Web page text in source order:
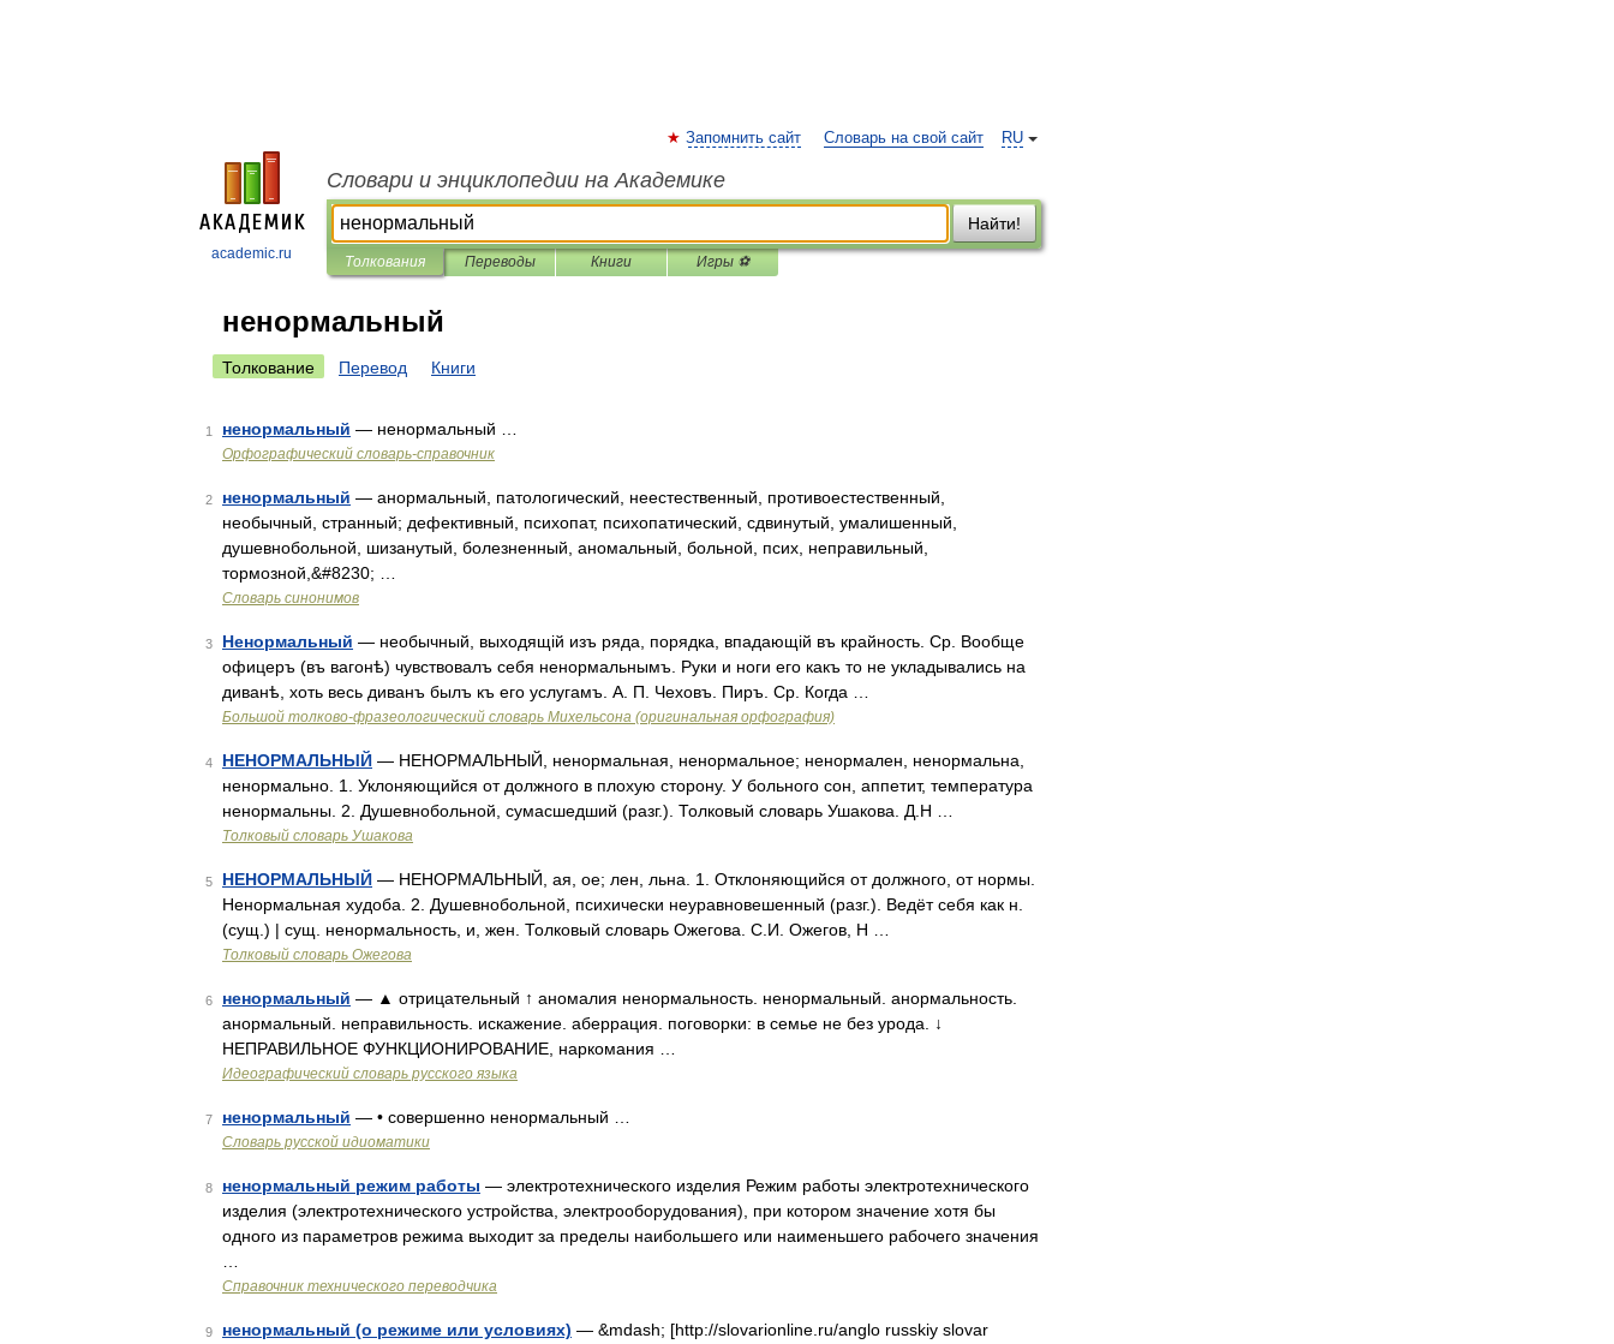
academic.ru
RU
Запомнить сайт Словарь на свой сайт
Словари и энциклопедии на Академике
Найти!
Толкования Переводы Книги Игры ⚽
ненормальный
Толкование Перевод Книги
1 ненормальный — ненормальный …
Орфографический словарь-справочник
2 ненормальный — анормальный, патологический, неестественный, противоестественный,
необычный, странный; дефективный, психопат, психопатический, сдвинутый, умалишенный,
душевнобольной, шизанутый, болезненный, аномальный, больной, псих, неправильный,
тормозной,&#8230; …
Словарь синонимов
3 Ненормальный — необычный, выходящій изъ ряда, порядка, впадающій въ крайность. Ср. Вообще
офицеръ (въ вагонѣ) чувствовалъ себя ненормальнымъ. Руки и ноги его какъ то не укладывались на
диванѣ, хоть весь диванъ былъ къ его услугамъ. А. П. Чеховъ. Пиръ. Ср. Когда …
Большой толково-фразеологический словарь Михельсона (оригинальная орфография)
4 НЕНОРМАЛЬНЫЙ — НЕНОРМАЛЬНЫЙ, ненормальная, ненормальное; ненормален, ненормальна,
ненормально. 1. Уклоняющийся от должного в плохую сторону. У больного сон, аппетит, температура
ненормальны. 2. Душевнобольной, сумасшедший (разг.). Толковый словарь Ушакова. Д.Н …
Толковый словарь Ушакова
5 НЕНОРМАЛЬНЫЙ — НЕНОРМАЛЬНЫЙ, ая, ое; лен, льна. 1. Отклоняющийся от должного, от нормы.
Ненормальная худоба. 2. Душевнобольной, психически неуравновешенный (разг.). Ведёт себя как н.
(сущ.) | сущ. ненормальность, и, жен. Толковый словарь Ожегова. С.И. Ожегов, Н …
Толковый словарь Ожегова
6 ненормальный — ▲ отрицательный ↑ аномалия ненормальность. ненормальный. анормальность.
анормальный. неправильность. искажение. аберрация. поговорки: в семье не без урода. ↓
НЕПРАВИЛЬНОЕ ФУНКЦИОНИРОВАНИЕ, наркомания …
Идеографический словарь русского языка
7 ненормальный — • совершенно ненормальный …
Словарь русской идиоматики
8 ненормальный режим работы — электротехнического изделия Режим работы электротехнического
изделия (электротехнического устройства, электрооборудования), при котором значение хотя бы
одного из параметров режима выходит за пределы наибольшего или наименьшего рабочего значения
Справочник технического переводчика
9 ненормальный (о режиме или условиях) — &mdash; [http://slovarionline.ru/anglo russkiy slovar